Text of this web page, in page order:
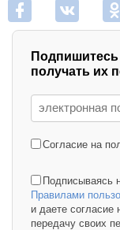
получать их
Согласие на
Подписываясь
Правилами
и даете
передачу своих